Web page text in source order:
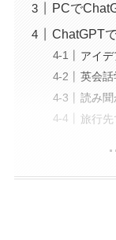
PCで
ChatGPT
アイ
英会話
読み聞
旅行